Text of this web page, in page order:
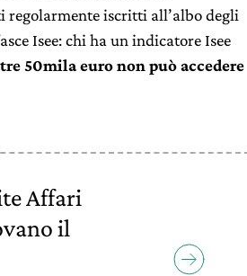
regolarmente iscritti all’albo degli
Isee: chi ha un indicatore Isee
50mila euro non può accedere
Affari
il